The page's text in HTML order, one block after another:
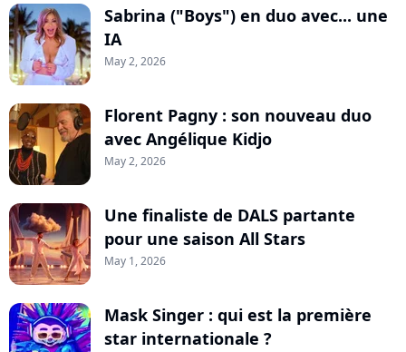
Sabrina ("Boys") en duo avec... une
IA
May 2, 2026
Florent Pagny : son nouveau duo
avec Angélique Kidjo
May 2, 2026
Une finaliste de DALS partante
pour une saison All Stars
May 1, 2026
Mask Singer : qui est la première
star internationale ?